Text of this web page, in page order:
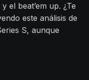
el beat’em up. ¿Te
este análisis de
S, aunque